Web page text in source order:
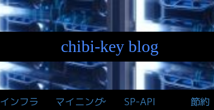
chibi-key blog
インフラ マイニング SP-API 節約